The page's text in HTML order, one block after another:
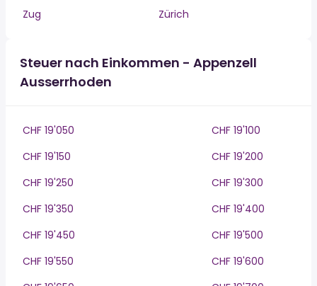
Zug
Zürich
Steuer nach Einkommen - Appenzell
Ausserrhoden
CHF 19'050
CHF 19'100
CHF 19'150
CHF 19'200
CHF 19'250
CHF 19'300
CHF 19'350
CHF 19'400
CHF 19'450
CHF 19'500
CHF 19'550
CHF 19'600